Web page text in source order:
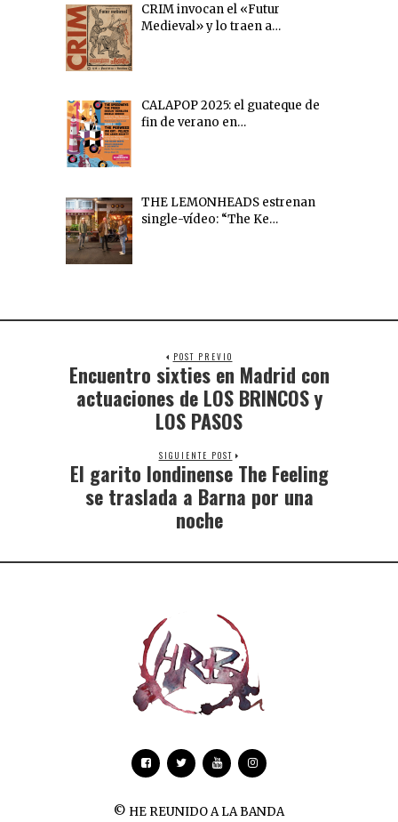
CRIM invocan el «Futur
Medieval» y lo traen a…
CALAPOP 2025: el guateque de
fin de verano en…
THE LEMONHEADS estrenan
single-vídeo: “The Ke…
POST PREVIO
Encuentro sixties en Madrid con
actuaciones de LOS BRINCOS y
LOS PASOS
SIGUIENTE POST
El garito londinense The Feeling
se traslada a Barna por una
noche
© HE REUNIDO A LA BANDA